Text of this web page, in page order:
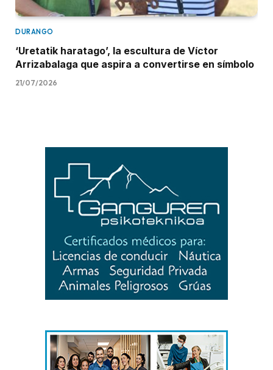
DURANGO
‘Uretatik haratago’, la escultura de Víctor
Arrizabalaga que aspira a convertirse en símbolo
21/07/2026